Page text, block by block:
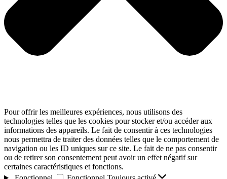
Pour offrir les meilleures expériences, nous utilisons des
technologies telles que les cookies pour stocker et/ou accéder aux
informations des appareils. Le fait de consentir à ces technologies
nous permettra de traiter des données telles que le comportement de
navigation ou les ID uniques sur ce site. Le fait de ne pas consentir
ou de retirer son consentement peut avoir un effet négatif sur
certaines caractéristiques et fonctions.